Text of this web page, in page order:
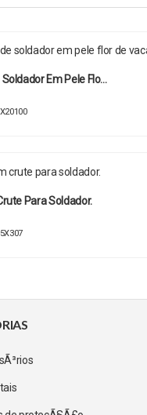
Em Pele Flo…
Para Soldador.